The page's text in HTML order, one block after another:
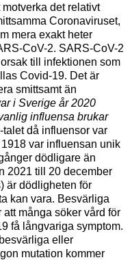
motverka det relativt
Coronaviruset,
mera exakt heter
CoV-2. SARS-CoV-2
till infektionen som
Covid-19. Det är
smittsamt än
i Sverige år 2020
influensa brukar
talet då influensor var
var influensan unik
dödligare än
2021 till 20 december
är dödligheten för
kan vara. Besvärliga
många söker vård för
få långvariga symptom.
eller
mutation kommer